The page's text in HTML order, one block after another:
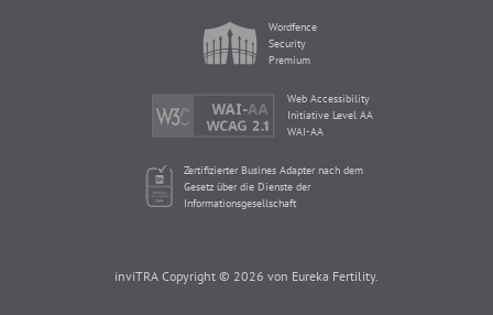
Wordfence
Security
Premium
Web Accessibility
Initiative Level AA
WAI-AA
Zertifizierter Busines Adapter nach dem
Gesetz über die Dienste der
Informationsgesellschaft
inviTRA Copyright © 2026 von Eureka Fertility.